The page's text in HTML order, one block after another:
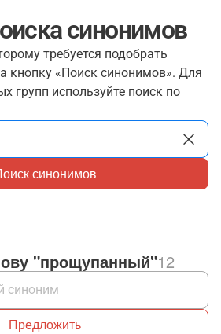
синонимов
требуется подобрать
кнопку «Поиск синонимов». Для
групп используйте поиск по
синонимов
"прощупанный"12
Предложить